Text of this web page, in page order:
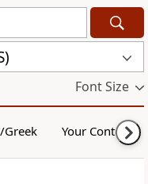
Font Size
Greek Your Content